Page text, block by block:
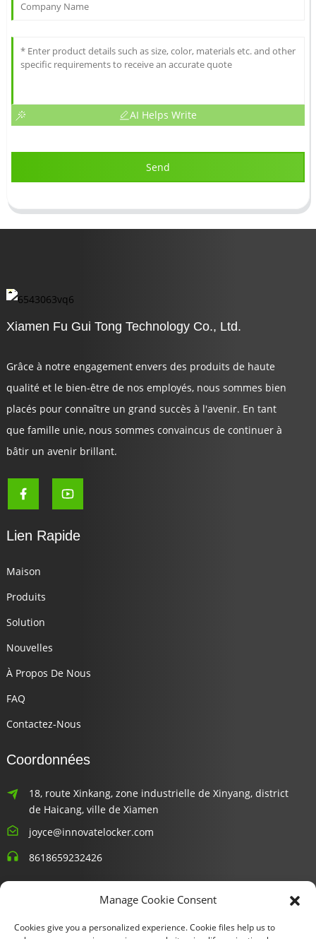
AI Helps Write
Send
Xiamen Fu Gui Tong Technology Co., Ltd.
Grâce à notre engagement envers des produits de haute
qualité et le bien-être de nos employés, nous sommes bien
placés pour connaître un grand succès à l'avenir. En tant
que famille unie, nous sommes convaincus de continuer à
bâtir un avenir brillant.
Lien Rapide
Maison
Produits
Solution
Nouvelles
À Propos De Nous
FAQ
Contactez-Nous
Coordonnées
18, route Xinkang, zone industrielle de Xinyang, district
de Haicang, ville de Xiamen
joyce@innovatelocker.com
8618659232426
Bulletins D'information
Entrez votre email et nous vous enverrons les dernières
Manage Cookie Consent
Cookies give you a personalized experience. Cookie files help us to